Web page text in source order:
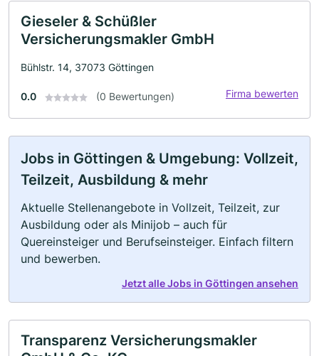
Gieseler & Schüßler
Versicherungsmakler GmbH
Bühlstr. 14, 37073 Göttingen
0.0 (0 Bewertungen) Firma bewerten
Jobs in Göttingen & Umgebung: Vollzeit,
Teilzeit, Ausbildung & mehr
Aktuelle Stellenangebote in Vollzeit, Teilzeit, zur
Ausbildung oder als Minijob – auch für
Quereinsteiger und Berufseinsteiger. Einfach filtern
und bewerben.
Jetzt alle Jobs in Göttingen ansehen
Transparenz Versicherungsmakler